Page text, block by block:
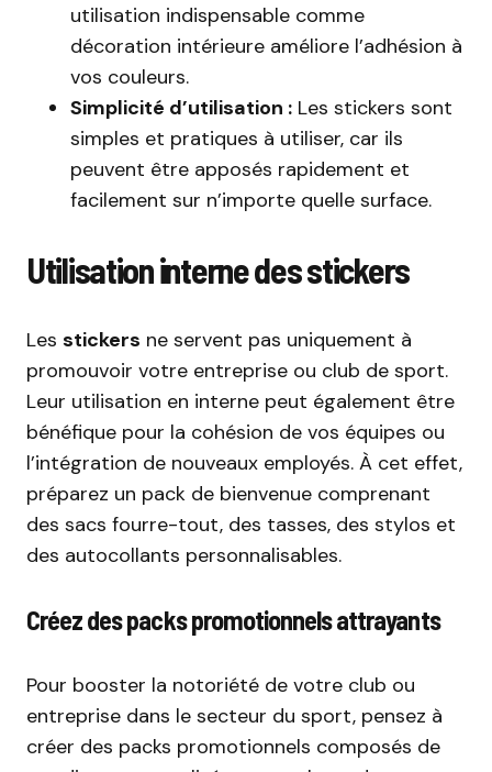
utilisation indispensable comme
décoration intérieure améliore l’adhésion à
vos couleurs.
Simplicité d’utilisation : Les stickers sont
simples et pratiques à utiliser, car ils
peuvent être apposés rapidement et
facilement sur n’importe quelle surface.
Utilisation interne des stickers
Les stickers ne servent pas uniquement à
promouvoir votre entreprise ou club de sport.
Leur utilisation en interne peut également être
bénéfique pour la cohésion de vos équipes ou
l’intégration de nouveaux employés. À cet effet,
préparez un pack de bienvenue comprenant
des sacs fourre-tout, des tasses, des stylos et
des autocollants personnalisables.
Créez des packs promotionnels attrayants
Pour booster la notoriété de votre club ou
entreprise dans le secteur du sport, pensez à
créer des packs promotionnels composés de